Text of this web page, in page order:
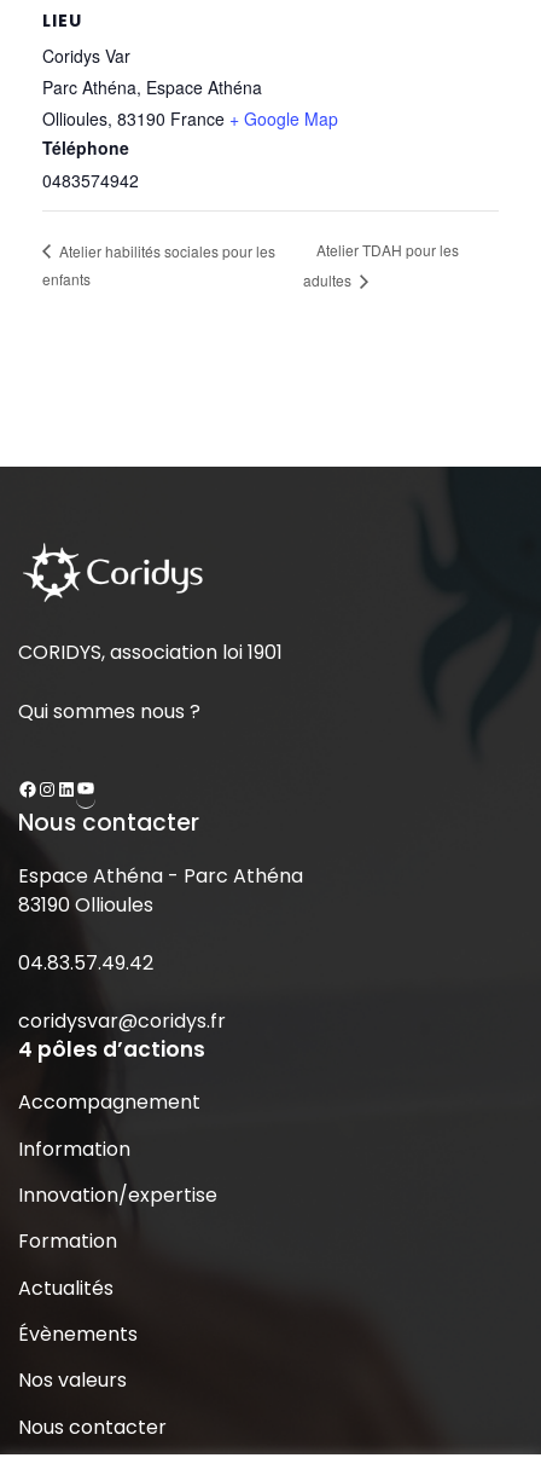
LIEU
Coridys Var
Parc Athéna, Espace Athéna
Ollioules, 83190 France + Google Map
Téléphone
0483574942
Atelier habilités sociales pour les
enfants
Atelier TDAH pour les
adultes
CORIDYS, association loi 1901
Qui sommes nous ?
Nous contacter
Espace Athéna - Parc Athéna
83190 Ollioules
04.83.57.49.42
coridysvar@coridys.fr
4 pôles d’actions
Accompagnement
Information
Innovation/expertise
Formation
Actualités
Évènements
Nos valeurs
Nous contacter